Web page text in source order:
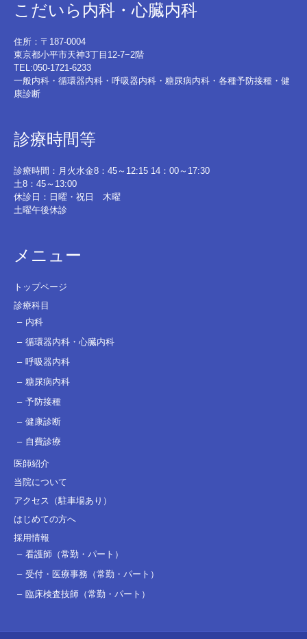
こだいら内科・心臓内科
住所：〒187-0004
東京都小平市天神3丁目12-7−2階
TEL:050-1721-6233
一般内科・循環器内科・呼吸器内科・糖尿病内科・各種予防接種・健
康診断
診療時間等
診療時間：月火水金8：45～12:15 14：00～17:30
土8：45～13:00
休診日：日曜・祝日 木曜
土曜午後休診
メニュー
トップページ
診療科目
内科
循環器内科・心臓内科
呼吸器内科
糖尿病内科
予防接種
健康診断
自費診療
医師紹介
当院について
アクセス（駐車場あり）
はじめての方へ
採用情報
看護師（常勤・パート）
受付・医療事務（常勤・パート）
臨床検査技師（常勤・パート）